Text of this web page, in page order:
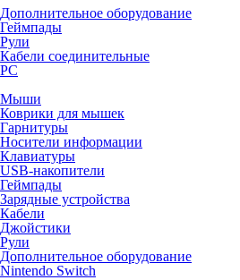
Дополнительное оборудование
Геймпады
Рули
Кабели соединительные
PC
Мыши
Коврики для мышек
Гарнитуры
Носители информации
Клавиатуры
USB-накопители
Геймпады
Зарядные устройства
Кабели
Джойстики
Рули
Дополнительное оборудование
Nintendo Switch